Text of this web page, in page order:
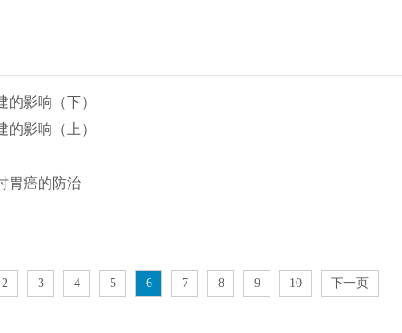
影响（下）
影响（上）
胃癌的防治
2 3 4 5 6 7 8 9 10 下一页